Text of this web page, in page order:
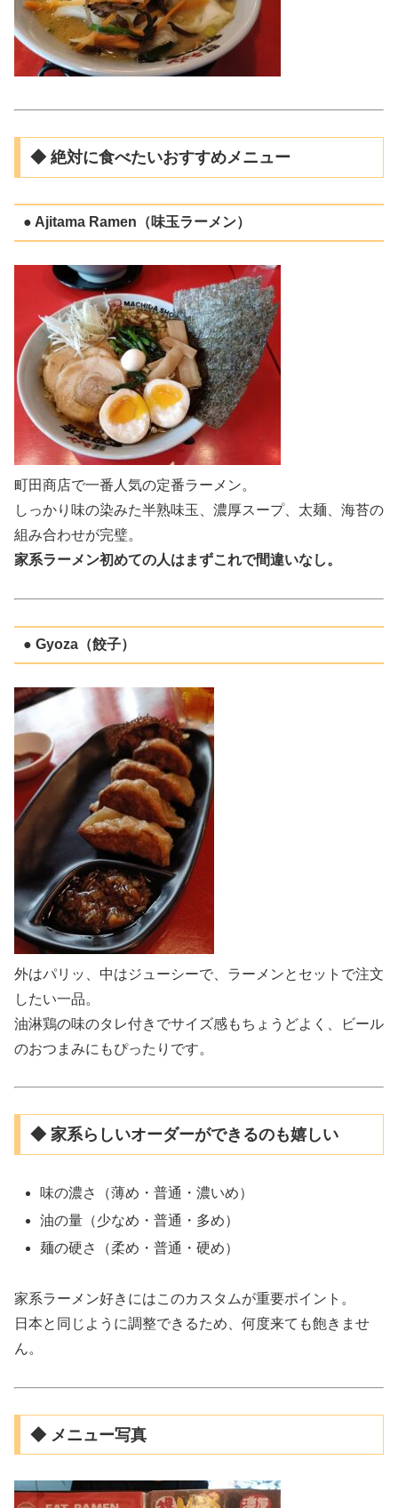
◆ 絶対に食べたいおすすめメニュー
● Ajitama Ramen（味玉ラーメン）
町田商店で一番人気の定番ラーメン。
しっかり味の染みた半熟味玉、濃厚スープ、太麺、海苔の
組み合わせが完璧。
家系ラーメン初めての人はまずこれで間違いなし。
● Gyoza（餃子）
外はパリッ、中はジューシーで、ラーメンとセットで注文
したい一品。
油淋鶏の味のタレ付きでサイズ感もちょうどよく、ビール
のおつまみにもぴったりです。
◆ 家系らしいオーダーができるのも嬉しい
味の濃さ（薄め・普通・濃いめ）
油の量（少なめ・普通・多め）
麺の硬さ（柔め・普通・硬め）
家系ラーメン好きにはこのカスタムが重要ポイント。
日本と同じように調整できるため、何度来ても飽きませ
ん。
◆ メニュー写真